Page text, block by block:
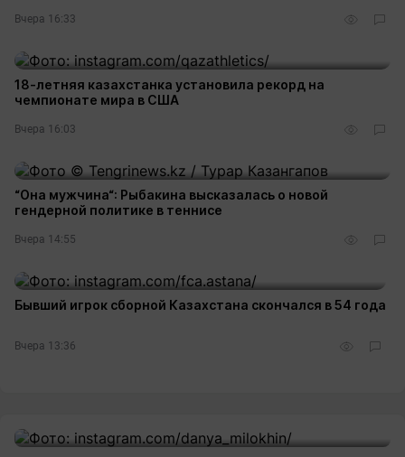
Вчера 16:33
18-летняя казахстанка установила рекорд на
чемпионате мира в США
Вчера 16:03
“Она мужчина“: Рыбакина высказалась о новой
гендерной политике в теннисе
Вчера 14:55
Бывший игрок сборной Казахстана скончался в 54 года
Вчера 13:36